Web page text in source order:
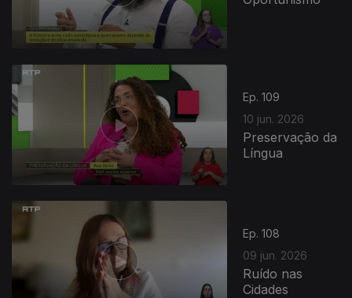
Ep. 109
10 jun. 2026
Preservação da
Língua
Ep. 108
09 jun. 2026
Ruído nas
Cidades